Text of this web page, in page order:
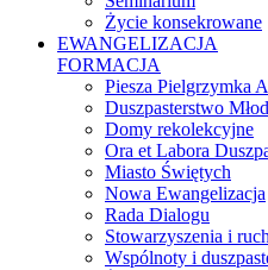
Życie konsekrowane
EWANGELIZACJA
FORMACJA
Piesza Pielgrzymka
Duszpasterstwo
Domy rekolekcyjne
Ora et Labora
Miasto Świętych
Nowa Ewangelizacja
Rada Dialogu
Stowarzyszenia i
Wspólnoty i